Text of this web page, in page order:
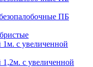
ПБ
с увеличенной
с увеличенной